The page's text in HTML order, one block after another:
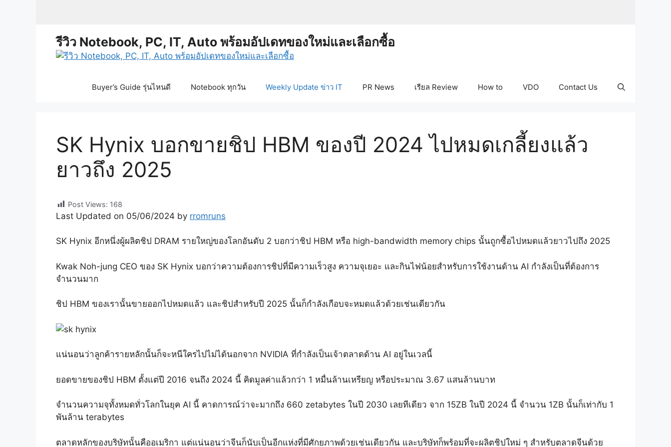
รีวิว Notebook, PC, IT, Auto พร้อมอัปเดทของใหม่และเลือกซื้อ
Buyer’s Guide รุ่นไหนดี Notebook ทุกวัน Weekly Update ข่าว IT PR News เรียล Review How to VDO Contact Us
SK Hynix บอกขายชิป HBM ของปี 2024 ไปหมดเกลี้ยงแล้ว
ยาวถึง 2025
Post Views: 168
Last Updated on 05/06/2024 by rromruns
SK Hynix อีกหนึ่งผู้ผลิตชิป DRAM รายใหญ่ของโลกอันดับ 2 บอกว่าชิป HBM หรือ high-bandwidth memory chips นั้นถูกซื้อไปหมดแล้วยาวไปถึง 2025
Kwak Noh-jung CEO ของ SK Hynix บอกว่าความต้องการชิปที่มีความเร็วสูง ความจุเยอะ และกินไฟน้อยสำหรับการใช้งานด้าน AI กำลังเป็นที่ต้องการ
จำนวนมาก
ชิป HBM ของเรานั้นขายออกไปหมดแล้ว และชิปสำหรับปี 2025 นั้นก็กำลังเกือบจะหมดแล้วด้วยเช่นเดียวกัน
แน่นอนว่าลูกค้ารายหลักนั้นก็จะหนีใครไปไม่ได้นอกจาก NVIDIA ที่กำลังเป็นเจ้าตลาดด้าน AI อยู่ในเวลนี้
ยอดขายของชิป HBM ตั้งแต่ปี 2016 จนถึง 2024 นี้ คิดมูลค่าแล้วกว่า 1 หมื่นล้านเหรียญ หรือประมาณ 3.67 แสนล้านบาท
จำนวนความจุทั้งหมดทั่วโลกในยุค AI นี้ คาดการณ์ว่าจะมากถึง 660 zetabytes ในปี 2030 เลยทีเดียว จาก 15ZB ในปี 2024 นี้ จำนวน 1ZB นั้นก็เท่ากับ 1
พันล้าน terabytes
ตลาดหลักของบริษัทนั้นคืออเมริกา แต่แน่นอนว่าจีนก็นับเป็นอีกแห่งที่มีศักยภาพด้วยเช่นเดียวกัน และบริษัทก็พร้อมที่จะผลิตชิปใหม่ ๆ สำหรับตลาดจีนด้วย